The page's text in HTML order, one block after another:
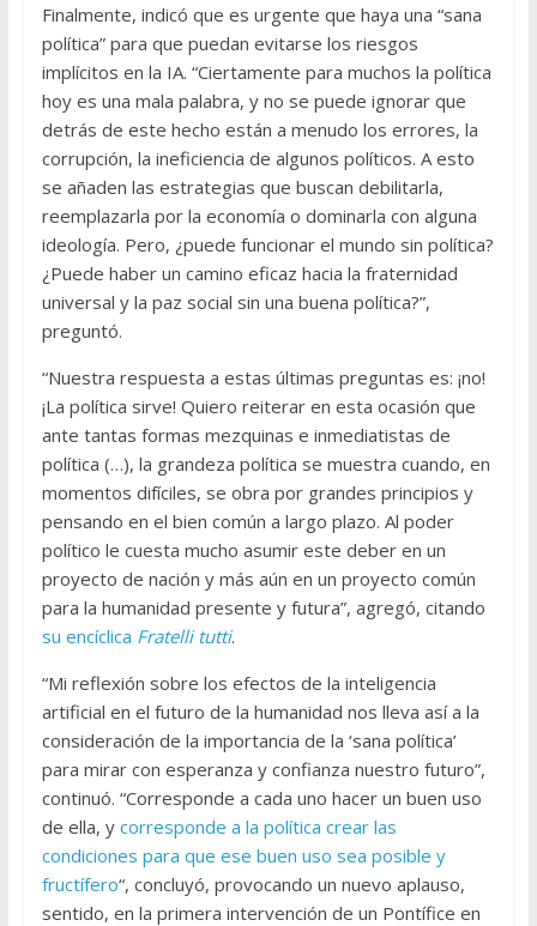
Finalmente, indicó que es urgente que haya una “sana
política” para que puedan evitarse los riesgos
implícitos en la IA. “Ciertamente para muchos la política
hoy es una mala palabra, y no se puede ignorar que
detrás de este hecho están a menudo los errores, la
corrupción, la ineficiencia de algunos políticos. A esto
se añaden las estrategias que buscan debilitarla,
reemplazarla por la economía o dominarla con alguna
ideología. Pero, ¿puede funcionar el mundo sin política?
¿Puede haber un camino eficaz hacia la fraternidad
universal y la paz social sin una buena política?”,
preguntó.
“Nuestra respuesta a estas últimas preguntas es: ¡no!
¡La política sirve! Quiero reiterar en esta ocasión que
ante tantas formas mezquinas e inmediatistas de
política (…), la grandeza política se muestra cuando, en
momentos difíciles, se obra por grandes principios y
pensando en el bien común a largo plazo. Al poder
político le cuesta mucho asumir este deber en un
proyecto de nación y más aún en un proyecto común
para la humanidad presente y futura”, agregó, citando
su encíclica Fratelli tutti.
“Mi reflexión sobre los efectos de la inteligencia
artificial en el futuro de la humanidad nos lleva así a la
consideración de la importancia de la ‘sana política’
para mirar con esperanza y confianza nuestro futuro”,
continuó. “Corresponde a cada uno hacer un buen uso
de ella, y corresponde a la política crear las
condiciones para que ese buen uso sea posible y
fructífero“, concluyó, provocando un nuevo aplauso,
sentido, en la primera intervención de un Pontífice en